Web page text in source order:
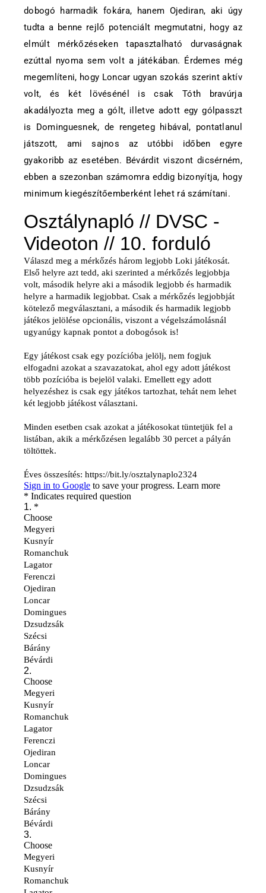
dobogó harmadik fokára, hanem Ojediran, aki úgy
tudta a benne rejlő potenciált megmutatni, hogy az
elmúlt mérkőzéseken tapasztalható durvaságnak
ezúttal nyoma sem volt a játékában. Érdemes még
megemlíteni, hogy Loncar ugyan szokás szerint aktív
volt, és két lövésénél is csak Tóth bravúrja
akadályozta meg a gólt, illetve adott egy gólpasszt
is Dominguesnek, de rengeteg hibával, pontatlanul
játszott, ami sajnos az utóbbi időben egyre
gyakoribb az esetében. Bévárdit viszont dicsérném,
ebben a szezonban számomra eddig bizonyítja, hogy
minimum kiegészítőemberként lehet rá számítani.